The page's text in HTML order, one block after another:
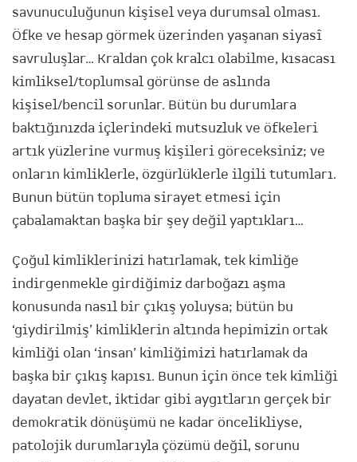
savunuculuğunun kişisel veya durumsal olması.
Öfke ve hesap görmek üzerinden yaşanan siyasî
savruluşlar… Kraldan çok kralcı olabilme, kısacası
kimliksel/toplumsal görünse de aslında
kişisel/bencil sorunlar. Bütün bu durumlara
baktığınızda içlerindeki mutsuzluk ve öfkeleri
artık yüzlerine vurmuş kişileri göreceksiniz; ve
onların kimliklerle, özgürlüklerle ilgili tutumları.
Bunun bütün topluma sirayet etmesi için
çabalamaktan başka bir şey değil yaptıkları…
Çoğul kimliklerinizi hatırlamak, tek kimliğe
indirgenmekle girdiğimiz darboğazı aşma
konusunda nasıl bir çıkış yoluysa; bütün bu
‘giydirilmiş’ kimliklerin altında hepimizin ortak
kimliği olan ‘insan’ kimliğimizi hatırlamak da
başka bir çıkış kapısı. Bunun için önce tek kimliği
dayatan devlet, iktidar gibi aygıtların gerçek bir
demokratik dönüşümü ne kadar öncelikliyse,
patolojik durumlarıyla çözümü değil, sorunu